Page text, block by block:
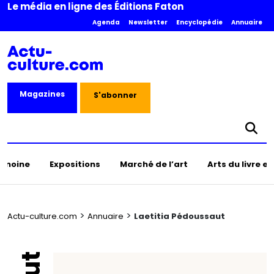
Le média en ligne des Éditions Faton
Agenda Newsletter Encyclopédie Annuaire
Magazines S'abonner
Expositions Marché de l’art Arts du livre
Actu-culture.com > Annuaire > Laetitia Pédoussaut